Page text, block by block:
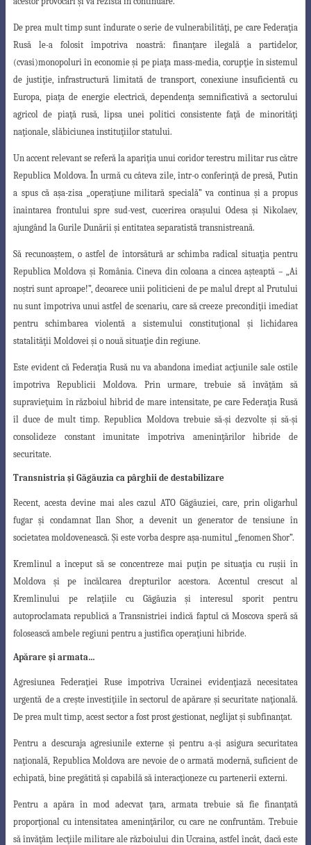
De prea mult timp sunt îndurate o serie de vulnerabilităţi, pe care Federaţia
Rusă le-a folosit împotriva noastră: finanţare ilegală a partidelor,
(cvasi)monopoluri în economie şi pe piaţa mass-media, corupţie în sistemul
de justiţie, infrastructură limitată de transport, conexiune insuficientă cu
Europa, piaţa de energie electrică, dependenţa semnificativă a sectorului
agricol de piaţă rusă, lipsa unei politici consistente faţă de minorităţi
naţionale, slăbiciunea instituţiilor statului.
Un accent relevant se referă la apariţia unui coridor terestru militar rus către
Republica Moldova. În urmă cu câteva zile, într-o conferinţă de presă, Putin
a spus că aşa-zisa „operaţiune militară specială” va continua şi a propus
înaintarea frontului spre sud-vest, cucerirea oraşului Odesa şi Nikolaev,
ajungând la Gurile Dunării şi entitatea separatistă transnistreană.
Să recunoaştem, o astfel de întorsătură ar schimba radical situaţia pentru
Republica Moldova şi România. Cineva din coloana a cincea aşteaptă – „Ai
noştri sunt aproape!”, deoarece unii politicieni de pe malul drept al Prutului
nu sunt împotrivaunui astfel de scenariu, care să creeze precondiţii imediat
pentru schimbarea violentă a sistemului constituţional şi lichidarea
statalităţii Moldovei şi o nouă situaţie din regiune.
Este evident că Federaţia Rusă nu va abandona imediat acţiunile sale ostile
împotriva Republicii Moldova. Prin urmare, trebuie să învăţăm să
supravieţuim în războiul hibrid de mare intensitate, pe care Federaţia Rusă
îl duce de mult timp. Republica Moldova trebuie să-şi dezvolte şi să-şi
consolideze constant imunitate împotriva ameninţărilor hibride de
securitate.
Transnistria şi Găgăuzia ca pârghii de destabilizare
Recent, acesta devine mai ales cazul ATO Găgăuziei, care, prin oligarhul
fugar şi condamnat Ilan Shor, a devenit un generator de tensiune în
societatea moldovenească. Şi este vorba despre aşa-numitul „fenomen Shor”.
Kremlinul a început să se concentreze mai puţin pe situaţia cu ruşii în
Moldova şi pe încălcarea drepturilor acestora. Accentul crescut al
Kremlinului pe relaţiile cu Găgăuzia şi interesul sporit pentru
autoproclamata republică a Transnistriei indică faptul că Moscova speră să
folosească ambele regiuni pentru a justifica operaţiuni hibride.
Apărare şi armata…
Agresiunea Federaţiei Ruse împotriva Ucrainei evidenţiază necesitatea
urgentă de a creşte investiţiile în sectorul de apărare şi securitate naţională.
De prea mult timp, acest sector a fost prost gestionat, neglijat şi subfinanţat.
Pentru a descuraja agresiunile externe şi pentru a-şi asigura securitatea
naţională, Republica Moldova are nevoie de o armată modernă, suficient de
echipată, bine pregătită şi capabilă să interacţioneze cu partenerii externi.
Pentru a apăra în mod adecvat ţara, armata trebuie să fie finanţată
proporţional cu intensitatea ameninţărilor, cu care ne confruntăm. Trebuie
să învăţăm lecţiile militare ale războiului din Ucraina, astfel încât, dacă este